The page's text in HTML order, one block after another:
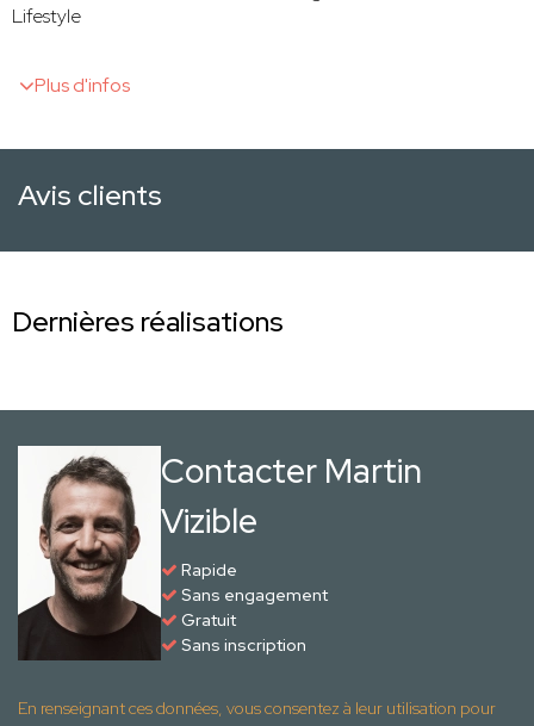
Lifestyle
Plus d'infos
Avis clients
Dernières réalisations
Contacter Martin
Vizible
Rapide
Sans engagement
Gratuit
Sans inscription
En renseignant ces données, vous consentez à leur utilisation pour